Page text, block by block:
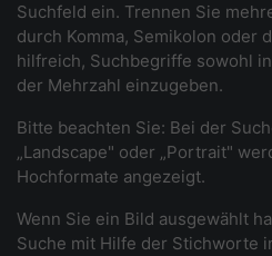
Suchfeld ein. Trennen Sie
durch Komma, Semikolon oder
hilfreich, Suchbegriffe sowohl
der Mehrzahl einzugeben.
Bitte beachten Sie: Bei der
„Landscape" oder „Portrait"
Hochformate angezeigt.
Wenn Sie ein Bild ausgewählt
Suche mit Hilfe der Stichworte